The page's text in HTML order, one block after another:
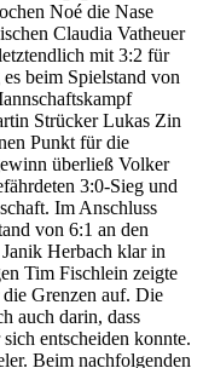
Noé die Nase
Claudia Vatheuer
mit 3:2 für
beim Spielstand von
Strücker Lukas Zin
Punkt für die
überließ Volker
3:0-Sieg und
Im Anschluss
von 6:1 an den
Herbach klar in
Tim Fischlein zeigte
Grenzen auf. Die
auch darin, dass
entscheiden konnte.
Beim nachfolgenden